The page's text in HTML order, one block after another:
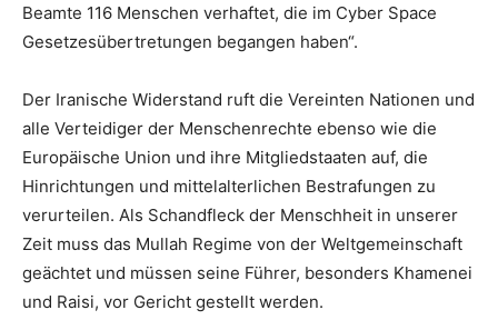
Beamte 116 Menschen verhaftet, die im Cyber Space
Gesetzesübertretungen begangen haben“.
Der Iranische Widerstand ruft die Vereinten Nationen und
alle Verteidiger der Menschenrechte ebenso wie die
Europäische Union und ihre Mitgliedstaaten auf, die
Hinrichtungen und mittelalterlichen Bestrafungen zu
verurteilen. Als Schandfleck der Menschheit in unserer
Zeit muss das Mullah Regime von der Weltgemeinschaft
geächtet und müssen seine Führer, besonders Khamenei
und Raisi, vor Gericht gestellt werden.